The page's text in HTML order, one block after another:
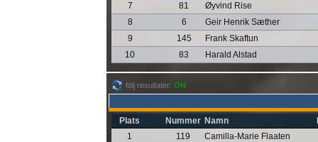
7
81
Øyvind Rise
8
6
Geir Henrik Sæther
9
145
Frank Skaftun
10
83 Harald Alstad
följ resultater: ON
Plats Nummer Namn
1
119
Camilla-Marie Flaaten